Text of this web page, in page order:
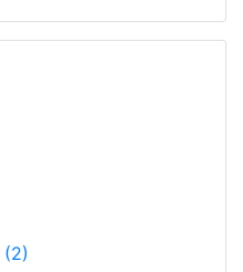
(2)